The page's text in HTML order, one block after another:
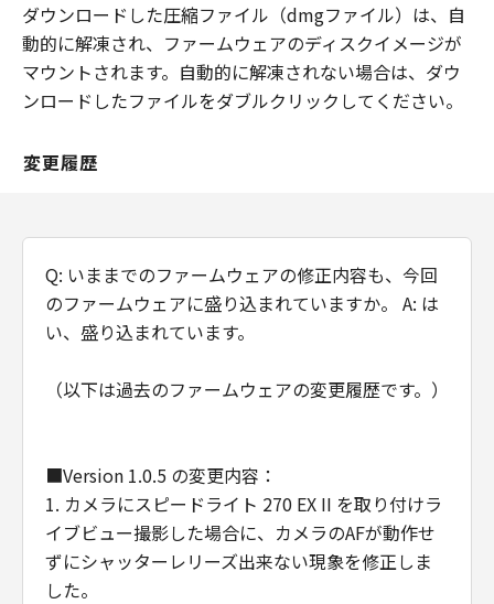
む。）にダウンロードした時点で発効し、
下記 (2)により終了されるまで有効に存続
します。
(2) お客様が「本契約」のいずれかの条項
します。
取り扱いについてキヤノンの指示に従うも
のとします。
(4) 第1条(2)および(3)、第2条から第7条ま
で、ならびに第10条の規定は、「本契約」
U.S. GOVERNMENT RESTRICTED RIGHTS
that term is defined at 48 C.F.R. 2.101
(Oct 1995), consisting of "commercial
computer software" and "commercial
computer software documentation," as
ダウンロードした圧縮ファイル（dmgファイル）は、自
動的に解凍され、ファームウェアのディスクイメージが
マウントされます。自動的に解凍されない場合は、ダウ
ンロードしたファイルをダブルクリックしてください。
変更履歴
Q: いままでのファームウェアの修正内容も、今回
のファームウェアに盛り込まれていますか。 A: は
い、盛り込まれています。
（以下は過去のファームウェアの変更履歴です。）
■Version 1.0.5 の変更内容：
1. カメラにスピードライト 270 EX II を取り付けラ
イブビュー撮影した場合に、カメラのAFが動作せ
ずにシャッターレリーズ出来ない現象を修正しま
した。